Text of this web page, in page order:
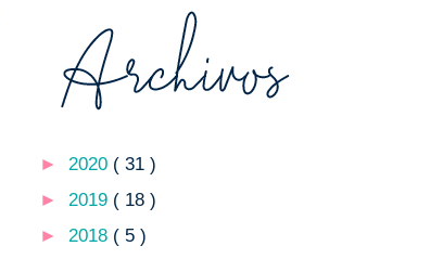
► 2020 ( 31 )
► 2019 ( 18 )
► 2018 ( 5 )